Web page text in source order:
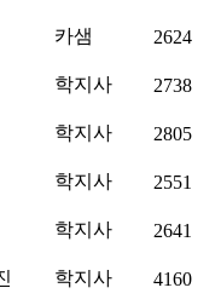
카샘 2624
학지사 2738
학지사 2805
학지사 2551
학지사 2641
학지사 4160